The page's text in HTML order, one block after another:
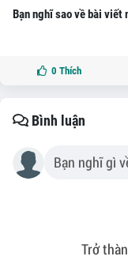
Bạn nghĩ sao về bài viết
0 Thích
Bình luận
Trở